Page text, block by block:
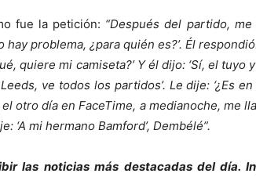
fue la petición: “Después del partido,
hay problema, ¿para quién es?’. Él
quiere mi camiseta?’ Y él dijo: ‘Sí, el
ve todos los partidos’. Le dije: ‘¿Es
el otro día en FaceTime, a medianoche, me
‘A mi hermano Bamford’, Dembélé”.
las noticias más destacadas del día.